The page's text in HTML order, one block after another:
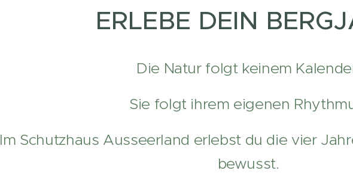
ERLEBE DEIN
Die Natur folgt keinem
Sie folgt ihrem eigenen
Im Schutzhaus Ausseerland erlebst du die vier
bewusst.